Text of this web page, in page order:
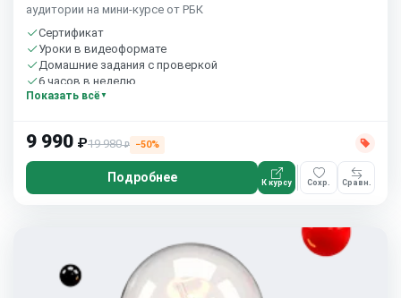
аудитории на мини-курсе от РБК
Сертификат
Уроки в видеоформате
Домашние задания с проверкой
6 часов в неделю
Показать всё
9 990 ₽19 980₽ −50%
Подробнее К курсу Сохр. Сравн.